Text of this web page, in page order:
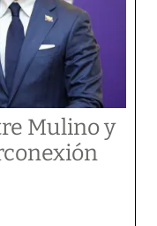
Mulino y